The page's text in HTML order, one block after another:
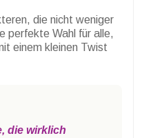
die nicht weniger
perfekte Wahl für alle,
einem kleinen Twist
die wirklich